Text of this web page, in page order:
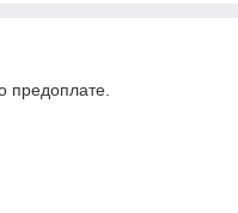
предоплате.